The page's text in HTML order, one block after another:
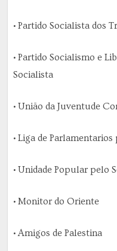
• Partido Socialista dos
• Partido Socialismo e
Socialista
• União da Juventude
• Liga de
• Unidade Popular pelo
• Monitor do Oriente
• Amigos de Palestina